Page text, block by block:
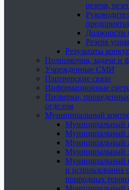
резерв,
Должности
Резерв
Результаты
Полномочия, задачи и
Учрежденные СМИ
Партнерские связи
Информационные
Проверки,
отделом
Муниципальный
Муниципальный
Муниципальный
Муниципальный
Муниципальный
Муниципальный
и использования
природных
Муниципальный